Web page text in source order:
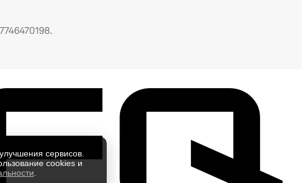
сервисов.
cookies и